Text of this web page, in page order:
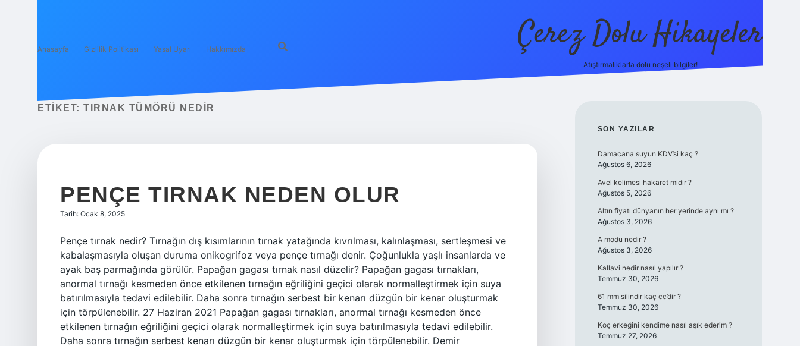
Anasayfa Gizlilik Politikası Yasal Uyarı Hakkımızda Çerez Dolu Hikayeler
Atıştırmalıklarla dolu neşeli bilgiler!
ETIKET: TIRNAK TÜMÖRÜ NEDIR
PENÇE TIRNAK NEDEN OLUR
Tarih: Ocak 8, 2025
Pençe tırnak nedir? Tırnağın dış kısımlarının tırnak yatağında kıvrılması, kalınlaşması, sertleşmesi ve
kabalaşmasıyla oluşan duruma onikogrifoz veya pençe tırnağı denir. Çoğunlukla yaşlı insanlarda ve
ayak baş parmağında görülür. Papağan gagası tırnak nasıl düzelir? Papağan gagası tırnakları,
anormal tırnağı kesmeden önce etkilenen tırnağın eğriliğini geçici olarak normalleştirmek için suya
batırılmasıyla tedavi edilebilir. Daha sonra tırnağın serbest bir kenarı düzgün bir kenar oluşturmak
için törpülenebilir. 27 Haziran 2021 Papağan gagası tırnakları, anormal tırnağı kesmeden önce
etkilenen tırnağın eğriliğini geçici olarak normalleştirmek için suya batırılmasıyla tedavi edilebilir.
Daha sonra tırnağın serbest kenarı düzgün bir kenar oluşturmak için törpülenebilir. Demir
SIDEBAR
SON YAZILAR
Damacana suyun KDV’si kaç ?
Ağustos 6, 2026
Avel kelimesi hakaret midir ?
Ağustos 5, 2026
Altın fiyatı dünyanın her yerinde aynı mı ?
Ağustos 3, 2026
A modu nedir ?
Ağustos 3, 2026
Kallavi nedir nasıl yapılır ?
Temmuz 30, 2026
61 mm silindir kaç cc’dir ?
Temmuz 30, 2026
Koç erkeğini kendime nasıl aşık ederim ?
Temmuz 27, 2026